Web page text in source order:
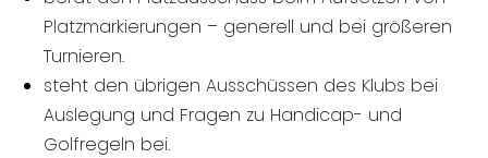
Platzmarkierungen – generell und bei größeren
Turnieren.
steht den übrigen Ausschüssen des Klubs bei
Auslegung und Fragen zu Handicap- und
Golfregeln bei.